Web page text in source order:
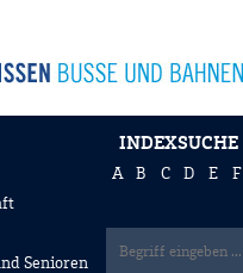
Senioren
INDEXSUCHE
A B C D E F